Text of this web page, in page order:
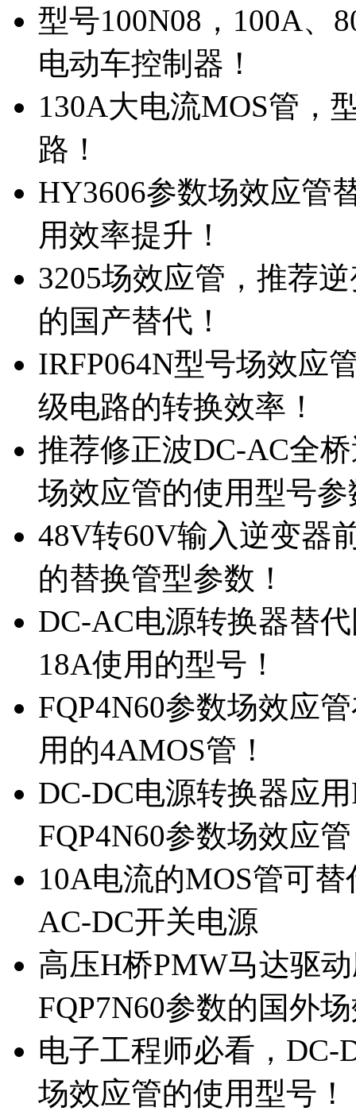
型号100N08，100A、
电动车控制器！
130A大电流MOS管，
路！
HY3606参数场效应管
用效率提升！
3205场效应管，推荐
的国产替代！
IRFP064N型号场效应
级电路的转换效率！
推荐修正波DC-AC全
场效应管的使用型号参
48V转60V输入逆变器
的替换管型参数！
DC-AC电源转换器替
18A使用的型号！
FQP4N60参数场效应
用的4AMOS管！
DC-DC电源转换器应
FQP4N60参数场效应
10A电流的MOS管可
AC-DC开关电源
高压H桥PMW马达驱
FQP7N60参数的国外
电子工程师必看，DC-
场效应管的使用型号！